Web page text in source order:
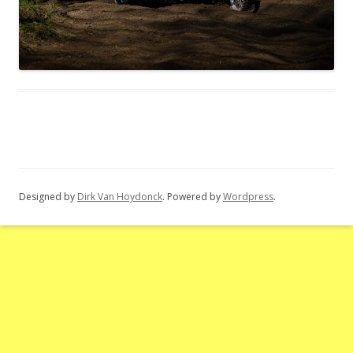
Designed by Dirk Van Hoydonck. Powered byWordpress.